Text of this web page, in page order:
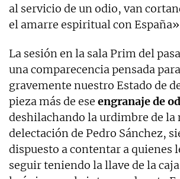
al servicio de un odio, van
el amarre espiritual con
La sesión en la sala Prim del
una comparecencia pensada
gravemente nuestro Estado de
pieza más de ese engranaje de
deshilachando la urdimbre de la
delectación de Pedro Sánchez,
dispuesto a contentar a quienes
seguir teniendo la llave de la